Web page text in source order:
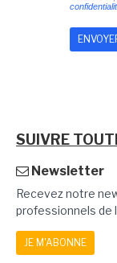
SUIVRE
Newsletter
Recevez notre
professionnels de
JE M'ABONNE